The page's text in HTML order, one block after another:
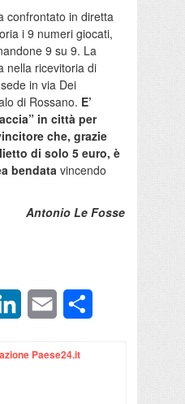
confrontato in diretta
i 9 numeri giocati,
9 su 9. La
nella ricevitoria di
in via Dei
di Rossano. E’
in città per
che, grazie
di solo 5 euro, è
bendata vincendo
Antonio Le Fosse
LinkedInEmail
Paese24.it